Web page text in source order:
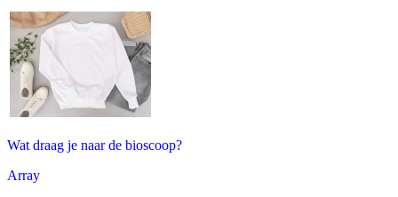
Wat draag je naar de bioscoop?
Array